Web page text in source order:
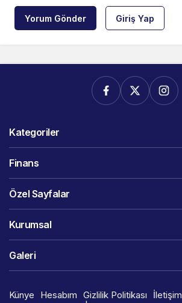
Yorum Gönder Giriş Yap
Kategoriler
Finans
Özel Sayfalar
Kurumsal
Galeri
Künye Hesabım Gizlilik Politikası
İletişim